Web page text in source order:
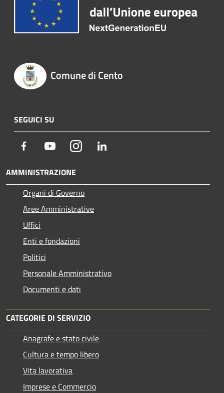
Comune di Cento
SEGUICI SU
Facebook YoutubeInstagram
AMMINISTRAZIONE
Organi di Governo
Aree Amministrative
Uffici
Enti e fondazioni
Politici
Personale Amministrativo
Documenti e dati
CATEGORIE DI SERVIZIO
Anagrafe e stato civile
Cultura e tempo libero
Vita lavorativa
Imprese e Commercio